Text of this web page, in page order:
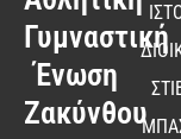
Γυμναστική
Ένωση
Ζακύνθου